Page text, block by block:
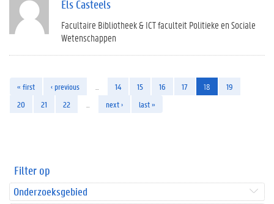
Els Casteels
Facultaire Bibliotheek & ICT faculteit Politieke en Sociale
Wetenschappen
« first ‹ previous 14 15 16 17 18
19
20
21 22 next › last »
Filter op
Onderzoeksgebied